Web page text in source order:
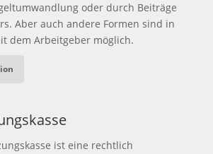
oder durch Beiträge
Aber auch andere Formen sind in
dem Arbeitgeber möglich.
ist eine rechtlich